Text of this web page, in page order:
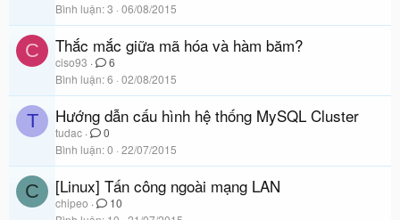
Bình luận 3 06/08/2015
C Thắc mắc giữa mã hóa và hàm băm?
ciso93
6
Bình luận 6 02/08/2015
T Hướng dẫn cấu hình hệ thống MySQL Cluster
tudac
0
Bình luận 0 22/07/2015
C [Linux] Tấn công ngoài mạng LAN
chipeo
10